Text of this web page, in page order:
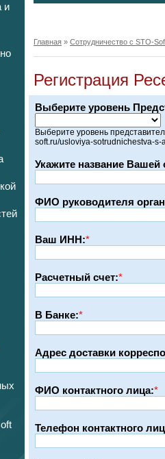
и
Главная » Сотрудничество с STO-
Регистрация
Выберите уровень
Выберите уровень
soft.ru/usloviya-sotrudnichestva-s-
Укажите название
ФИО руководителя
Ваш ИНН:*
Расчетный счет:*
В Банке:*
Адрес доставки
ФИО контактного лица:*
Телефон контактного